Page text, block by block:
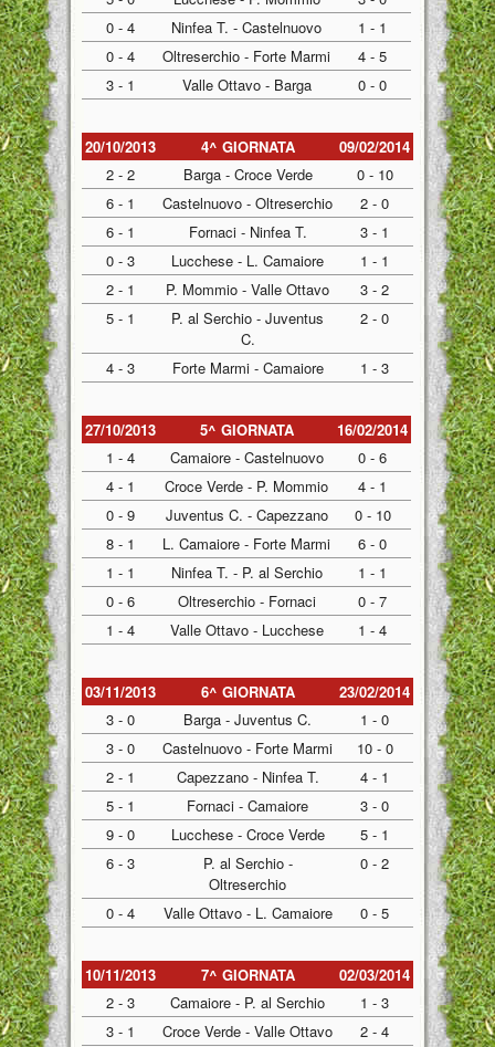
0 - 4
Ninfea T. - Castelnuovo
1 - 1
0 - 4
Oltreserchio - Forte Marmi
4 - 5
3 - 1
Valle Ottavo - Barga 0 - 0
20/10/2013 4^ GIORNATA
09/02/2014
2 - 2
Barga - Croce Verde
0 - 10
6 - 1
Castelnuovo - Oltreserchio
2 - 0
6 - 1
Fornaci - Ninfea T.
3 - 1
0 - 3
Lucchese - L. Camaiore
1 - 1
2 - 1
P. Mommio - Valle Ottavo
3 - 2
5 - 1
P. al Serchio - Juventus
C.
2 - 0
4 - 3 Forte Marmi - Camaiore 1 - 3
27/10/2013 5^ GIORNATA
16/02/2014
1 - 4
Camaiore - Castelnuovo
0 - 6
4 - 1
Croce Verde - P. Mommio
4 - 1
0 - 9
Juventus C. - Capezzano
0 - 10
8 - 1
L. Camaiore - Forte Marmi
6 - 0
1 - 1
Ninfea T. - P. al Serchio
1 - 1
0 - 6
Oltreserchio - Fornaci
0 - 7
1 - 4
Valle Ottavo - Lucchese 1 - 4
03/11/2013 6^ GIORNATA
23/02/2014
3 - 0
Barga - Juventus C.
1 - 0
3 - 0
Castelnuovo - Forte Marmi
10 - 0
2 - 1
Capezzano - Ninfea T.
4 - 1
5 - 1
Fornaci - Camaiore
3 - 0
9 - 0
Lucchese - Croce Verde
5 - 1
6 - 3
P. al Serchio -
Oltreserchio
0 - 2
0 - 4 Valle Ottavo - L. Camaiore 0 - 5
10/11/2013 7^ GIORNATA
02/03/2014
2 - 3
Camaiore - P. al Serchio
1 - 3
3 - 1
Croce Verde - Valle Ottavo
2 - 4